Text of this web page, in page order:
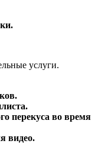
услуги.
перекуса во время
видео.